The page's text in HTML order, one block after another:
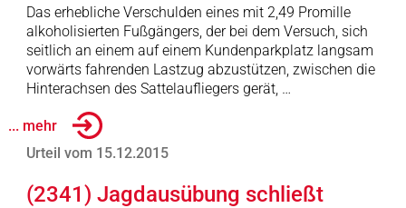
Das erhebliche Verschulden eines mit 2,49 Promille
alkoholisierten Fußgängers, der bei dem Versuch, sich
seitlich an einem auf einem Kundenparkplatz langsam
vorwärts fahrenden Lastzug abzustützen, zwischen die
Hinterachsen des Sattelaufliegers gerät, …
... mehr
Urteil vom 15.12.2015
(2341) Jagdausübung schließt